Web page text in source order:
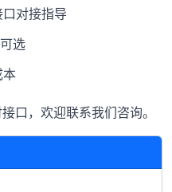
对接指导
选
本
口，欢迎联系我们咨询。